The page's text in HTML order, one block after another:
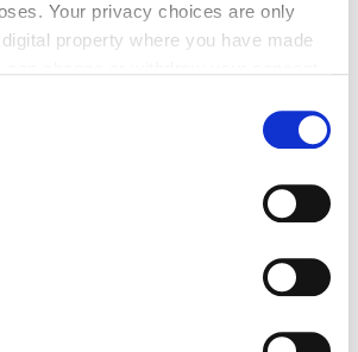
Your privacy choices are only
property where you have made
about your geographical location
by actively scanning it for
how your personal data is processed
wird. Foto: © Warema
ein praxisnahes Beispiel. In
des aktuellen Zustands